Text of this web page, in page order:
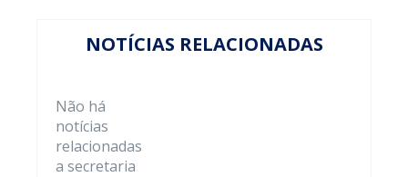
NOTÍCIAS RELACIONADAS
Não há
notícias
relacionadas
a secretaria